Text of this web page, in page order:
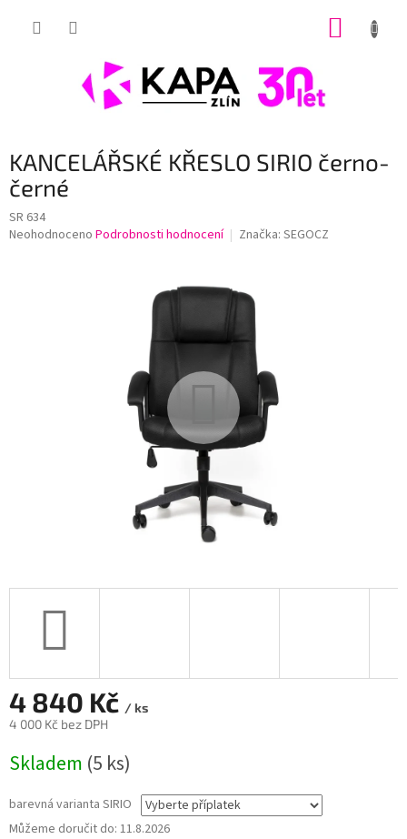
KANCELÁŘSKÉ KŘESLO SIRIO černo-
černé
SR 634
Průměrné
Neohodnoceno Podrobnosti hodnocení Značka: SEGOCZ
4 840 Kč / ks
4 000 Kč bez DPH
cena:
Skladem (5 ks)
barevná varianta SIRIO
Můžeme doručit do: 11.8.2026